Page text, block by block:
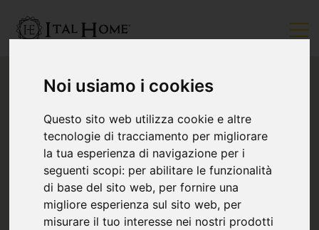
Noi usiamo i cookies
Questo sito web utilizza cookie e altre
tecnologie di tracciamento per migliorare
la tua esperienza di navigazione per i
seguenti scopi: per abilitare le funzionalità
di base del sito web, per fornire una
migliore esperienza sul sito web, per
misurare il tuo interesse nei nostri prodotti